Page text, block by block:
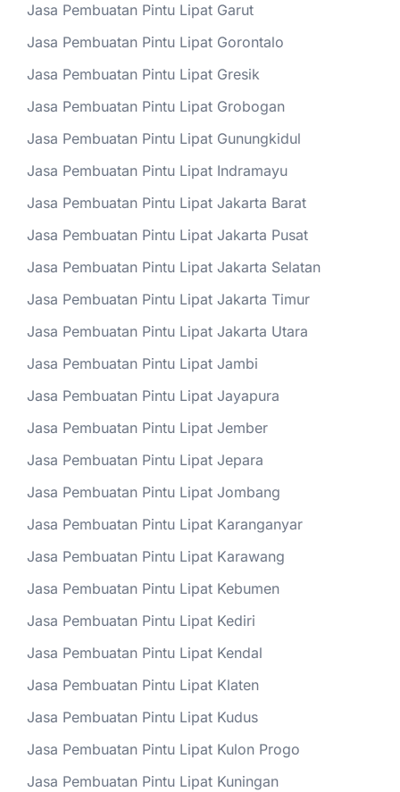
Jasa Pembuatan Pintu Lipat Garut
Jasa Pembuatan Pintu Lipat Gorontalo
Jasa Pembuatan Pintu Lipat Gresik
Jasa Pembuatan Pintu Lipat Grobogan
Jasa Pembuatan Pintu Lipat Gunungkidul
Jasa Pembuatan Pintu Lipat Indramayu
Jasa Pembuatan Pintu Lipat Jakarta Barat
Jasa Pembuatan Pintu Lipat Jakarta Pusat
Jasa Pembuatan Pintu Lipat Jakarta Selatan
Jasa Pembuatan Pintu Lipat Jakarta Timur
Jasa Pembuatan Pintu Lipat Jakarta Utara
Jasa Pembuatan Pintu Lipat Jambi
Jasa Pembuatan Pintu Lipat Jayapura
Jasa Pembuatan Pintu Lipat Jember
Jasa Pembuatan Pintu Lipat Jepara
Jasa Pembuatan Pintu Lipat Jombang
Jasa Pembuatan Pintu Lipat Karanganyar
Jasa Pembuatan Pintu Lipat Karawang
Jasa Pembuatan Pintu Lipat Kebumen
Jasa Pembuatan Pintu Lipat Kediri
Jasa Pembuatan Pintu Lipat Kendal
Jasa Pembuatan Pintu Lipat Klaten
Jasa Pembuatan Pintu Lipat Kudus
Jasa Pembuatan Pintu Lipat Kulon Progo
Jasa Pembuatan Pintu Lipat Kuningan